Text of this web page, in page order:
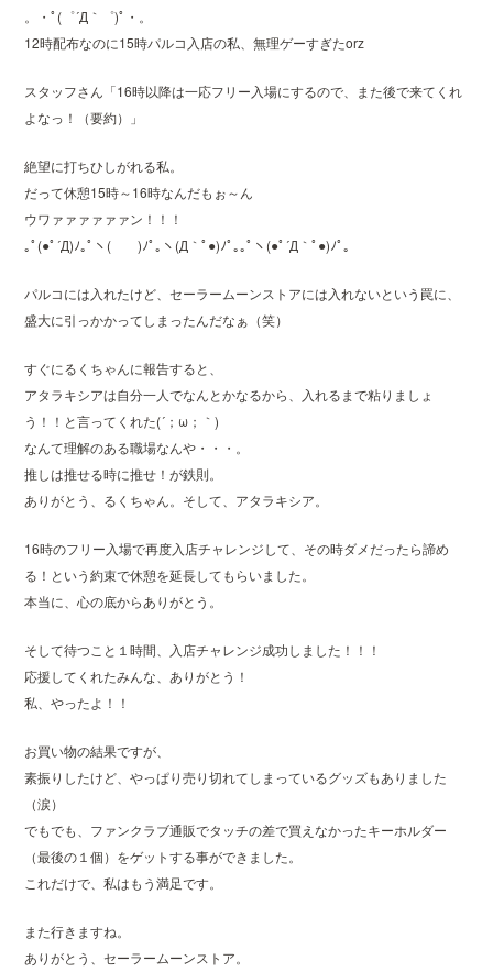
。・ﾟ(゜´Д｀゜)ﾟ・。
12時配布なのに15時パルコ入店の私、無理ゲーすぎたorz
スタッフさん「16時以降は一応フリー入場にするので、また後で来てくれ
よなっ！（要約）」
絶望に打ちひしがれる私。
だって休憩15時～16時なんだもぉ～ん
ウワァァァァァァン！！！
｡ﾟ(●ﾟ´Д)ﾉ｡ﾟヽ( )ﾉﾟ｡ヽ(Д｀ﾟ●)ﾉﾟ｡｡ﾟヽ(●ﾟ´Д｀ﾟ●)ﾉﾟ｡
パルコには入れたけど、セーラームーンストアには入れないという罠に、
盛大に引っかかってしまったんだなぁ（笑）
すぐにるくちゃんに報告すると、
アタラキシアは自分一人でなんとかなるから、入れるまで粘りましょ
う！！と言ってくれた(´；ω；｀)
なんて理解のある職場なんや・・・。
推しは推せる時に推せ！が鉄則。
ありがとう、るくちゃん。そして、アタラキシア。
16時のフリー入場で再度入店チャレンジして、その時ダメだったら諦め
る！という約束で休憩を延長してもらいました。
本当に、心の底からありがとう。
そして待つこと１時間、入店チャレンジ成功しました！！！
応援してくれたみんな、ありがとう！
私、やったよ！！
お買い物の結果ですが、
素振りしたけど、やっぱり売り切れてしまっているグッズもありました
（涙）
でもでも、ファンクラブ通販でタッチの差で買えなかったキーホルダー
（最後の１個）をゲットする事ができました。
これだけで、私はもう満足です。
また行きますね。
ありがとう、セーラームーンストア。